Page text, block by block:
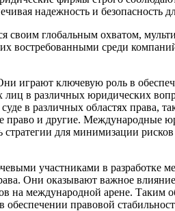
надежность и безопасность
глобальным охватом,
востребованными среди
играют ключевую роль в
лиц в различных юридических
в различных областях права,
право и другие. Международные
стратегии для минимизации
участниками в разработке
Они оказывают важное
на международной арене. Таким
правовой